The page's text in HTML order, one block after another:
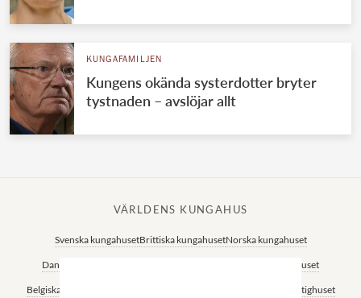
KUNGAFAMILJEN
Kungens okända systerdotter bryter
tystnaden – avslöjar allt
VÄRLDENS KUNGAHUS
Svenska kungahusetBrittiska kungahusetNorska kungahuset
Danska kungahuset Nederländska kungahuset
Belgiska kungahuset Luxemburgska storhertighuset